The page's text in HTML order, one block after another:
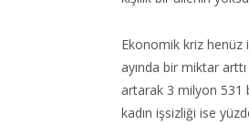
Ekonomik kriz henüz
ayında bir miktar
artarak 3 milyon 531
kadın işsizliği ise